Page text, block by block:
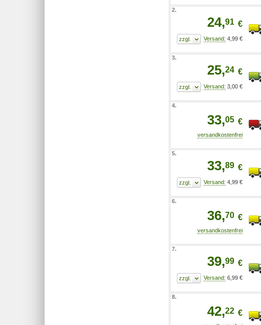
2.
24,91 €
4,99 €
3.
25,24 €
3,00 €
4.
33,05 €
5.
33,89 €
4,99 €
6.
36,70 €
7.
39,99 €
6,99 €
8.
42,22 €